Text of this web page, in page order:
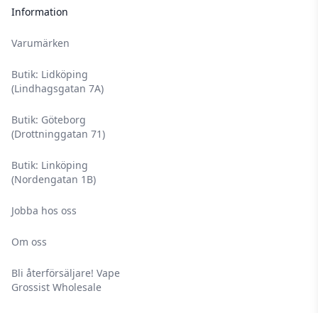
Information
Varumärken
Butik: Lidköping
(Lindhagsgatan 7A)
Butik: Göteborg
(Drottninggatan 71)
Butik: Linköping
(Nordengatan 1B)
Jobba hos oss
Om oss
Bli återförsäljare! Vape
Grossist Wholesale